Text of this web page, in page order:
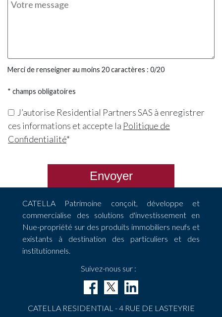
Merci de renseigner au moins 20 caractères : 0/20
* champs obligatoires
J’autorise Residential Partners SAS à enregistrer
ces informations et accepte la Politique de
Confidentialité*
Envoyer
CATELLA Patrimoine conçoit, développe et
commercialise des solutions d'investissement en
Nue-propriété sur des produits immobiliers neufs et
existants à destination des particuliers et des
institutionnels.
Suivez-nous sur :
CATELLA RESIDENTIAL - 4 RUE DE LASTEYRIE